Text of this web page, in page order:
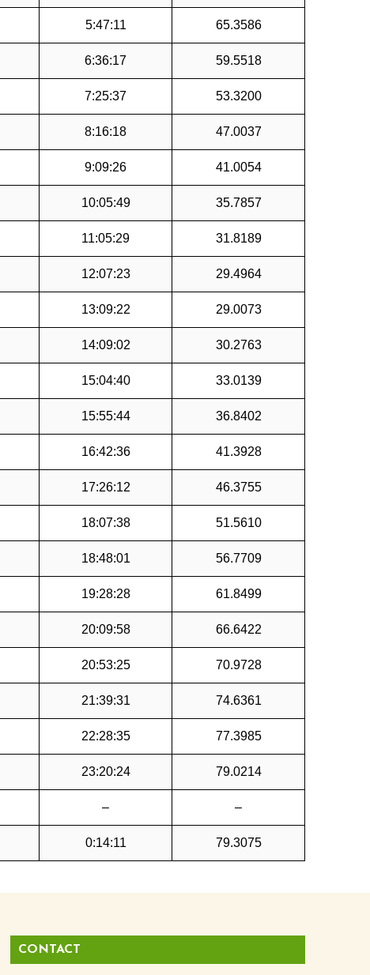
5:47:11 65.3586
6:36:17 59.5518
7:25:37 53.3200
8:16:18 47.0037
9:09:26 41.0054
10:05:49 35.7857
11:05:29 31.8189
12:07:23 29.4964
13:09:22 29.0073
14:09:02 30.2763
15:04:40 33.0139
15:55:44 36.8402
16:42:36 41.3928
17:26:12 46.3755
18:07:38 51.5610
18:48:01 56.7709
19:28:28 61.8499
20:09:58 66.6422
20:53:25 70.9728
21:39:31 74.6361
22:28:35 77.3985
23:20:24 79.0214
– –
0:14:11 79.3075
CONTACT